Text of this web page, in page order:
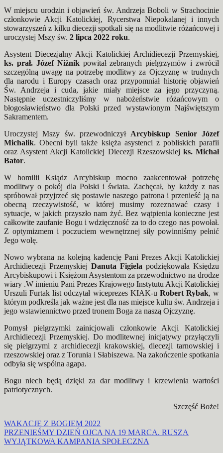
W miejscu urodzin i objawień św. Andrzeja Boboli w Strachocinie
członkowie Akcji Katolickiej, Rycerstwa Niepokalanej i innych
stowarzyszeń z kilku diecezji spotkali się na modlitwie różańcowej i
uroczystej Mszy św. 2 lipca 2022 roku.
Asystent Diecezjalny Akcji Katolickiej Archidiecezji Przemyskiej,
ks. prał. Józef Niżnikpowitał zebranych pielgrzymów i zwrócił
szczególną uwagę na potrzebę modlitwy za Ojczyznę w trudnych
dla narodu i Europy czasach oraz przypomniał historię objawień
Św. Andrzeja i cuda, jakie miały miejsce za jego przyczyną.
Następnie uczestniczyliśmy w nabożeństwie różańcowym o
błogosławieństwo dla Polski przed wystawionym Najświętszym
Sakramentem.
Uroczystej Mszy św. przewodniczył Arcybiskup Senior Józef
Michalik. Obecni byli także księża asystenci z pobliskich parafii
oraz Asystent Akcji Katolickiej Diecezji Rzeszowskiej ks. Michał
Bator.
W homilii Ksiądz Arcybiskup mocno zaakcentował potrzebę
modlitwy o pokój dla Polski i świata. Zachęcał, by każdy z nas
spróbował przyjrzeć się postawie naszego patrona i przenieść ją na
obecną rzeczywistość, w której musimy rozeznawać czasy i
sytuacje, w jakich przyszło nam żyć. Bez wątpienia konieczne jest
całkowite zaufanie Bogu i wdzięczność za to do czego nas powołał.
Z optymizmem i poczuciem wewnętrznej siły powinniśmy pełnić
Jego wolę.
Nowo wybrana na kolejną kadencję Pani Prezes Akcji Katolickiej
Archidiecezji Przemyskiej Danuta Figiela podziękowała Księdzu
Arcybiskupowi i Księżom Asystentom za przewodnictwo na drodze
wiary .W imieniu Pani Prezes Krajowego Instytutu Akcji Katolickiej
Urszuli Furtak list odczytał wiceprezes KIAK-u Robert Rybak, w
którym podkreśla jak ważne jest dla nas miejsce kultu św. Andrzeja i
jego wstawiennictwo przed tronem Boga za naszą Ojczyznę.
Pomysł pielgrzymki zainicjowali członkowie Akcji Katolickiej
Archidiecezji Przemyskiej. Do modlitewnej inicjatywy przyłączyli
się pielgrzymi z archidiecezji krakowskiej, diecezji tarnowskiej i
rzeszowskiej oraz z Torunia i Słabiszewa. Na zakończenie spotkania
odbyła się wspólna agapa.
Bogu niech będą dzięki za dar modlitwy i krzewienia wartości
patriotycznych.
Szczęść Boże!
Nawigacja
wpisu
WAKACJE Z BOGIEM 2022
PRZENIEŚMY DZIEŃ OJCA NA 19 MARCA. RUSZA
WYJĄTKOWA KAMPANIA SPOŁECZNA